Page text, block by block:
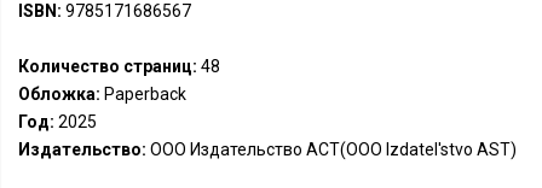
ISBN: 9785171686567
Количество страниц: 48
Обложка: Paperback
Год: 2025
Издательство: ООО Издательство АСТ(OOO Izdatel'stvo AST)